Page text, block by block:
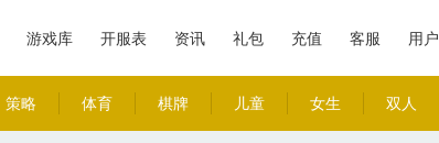
策略 体育 棋牌 儿童 女生 双人
游戏库 开服表 资讯 礼包 充值 客服 用户